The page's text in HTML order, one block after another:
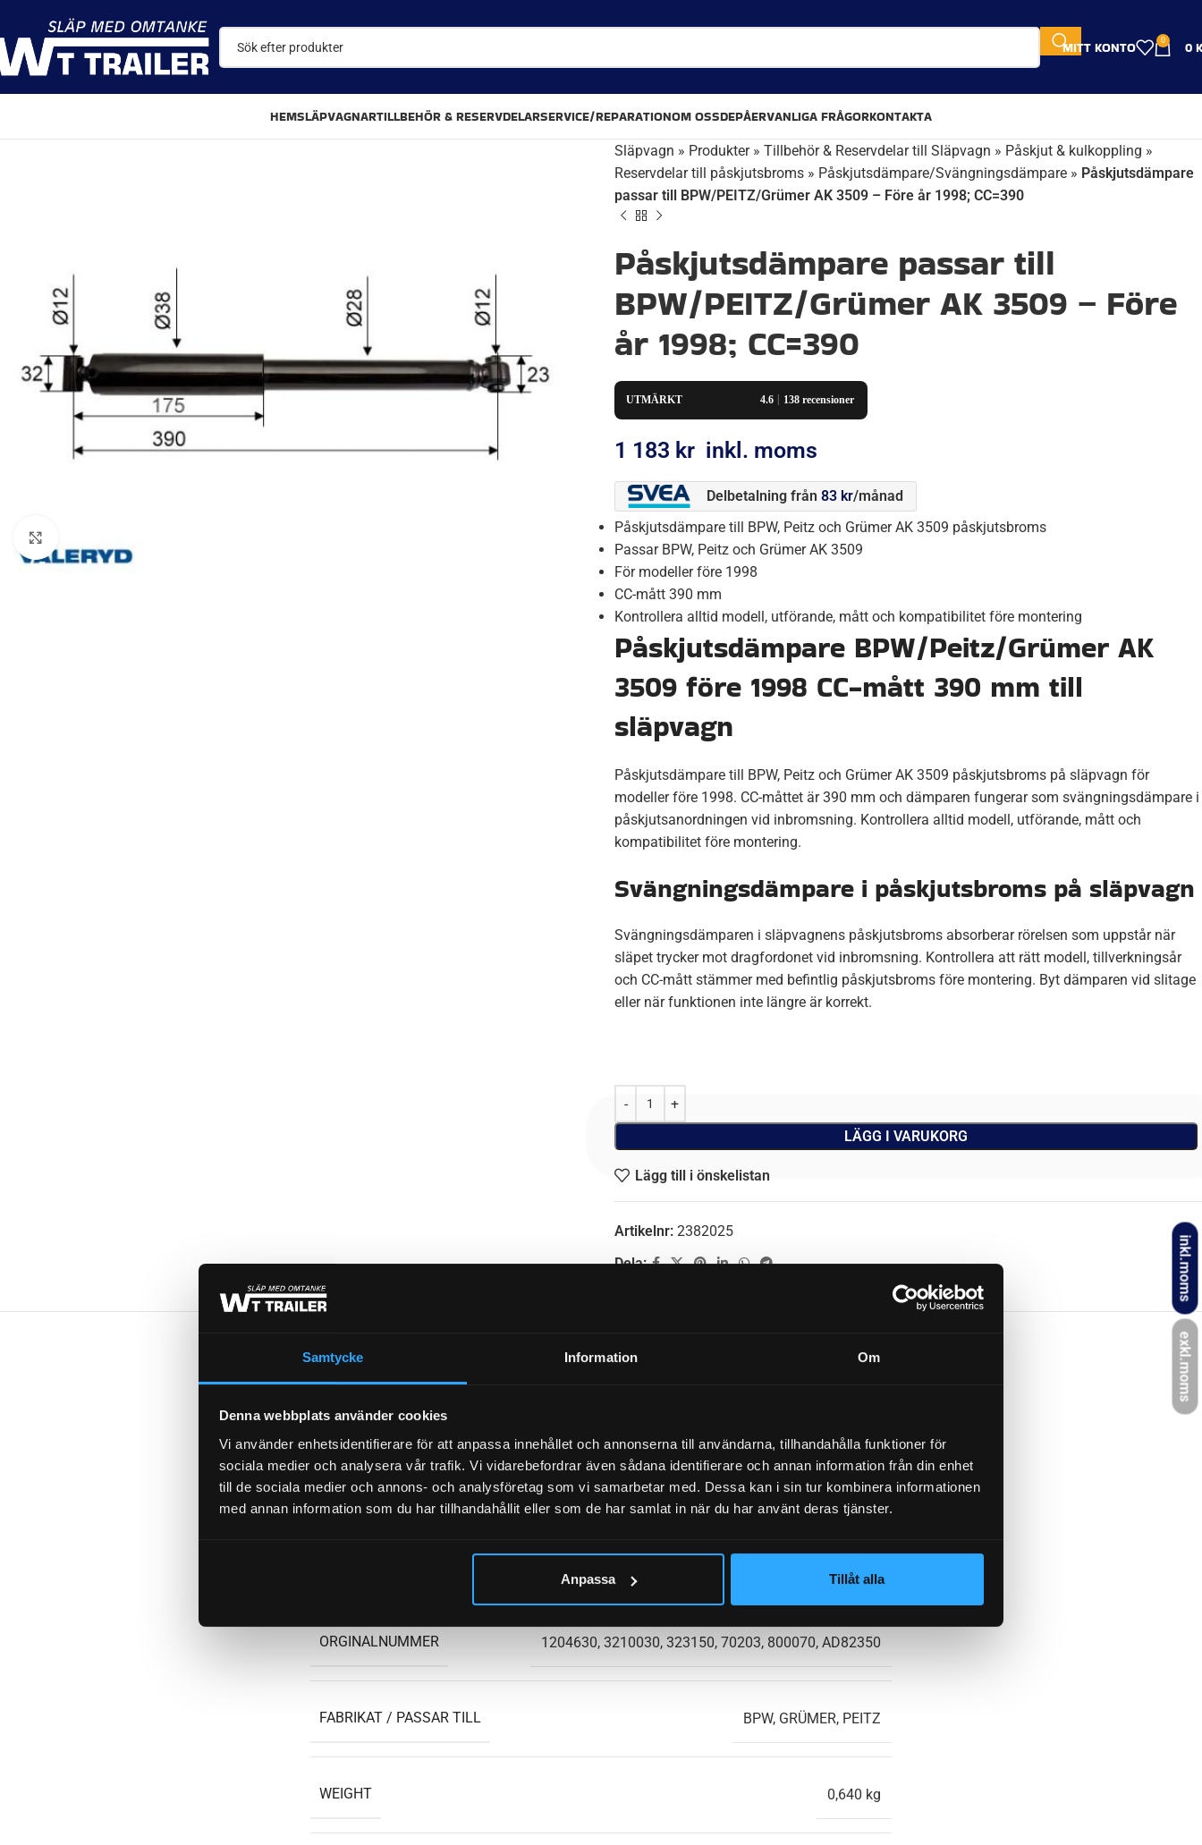
Samtycke Information Om
Denna webbplats använder cookies
Vi använder enhetsidentifierare för att anpassa innehållet och annonserna till användarna, tillhandahålla funktioner för
sociala medier och analysera vår trafik. Vi vidarebefordrar även sådana identifierare och annan information från din enhet
till de sociala medier och annons- och analysföretag som vi samarbetar med. Dessa kan i sin tur kombinera informationen
med annan information som du har tillhandahållit eller som de har samlat in när du har använt deras tjänster.
Anpassa Tillåt alla
inkl.moms
exkl.moms
MITT KONTO 0 0
HEMSLÄPVAGNARTILLBEHÖR & RESERVDELARSERVICE/REPARATIONOM OSSDEPÅERVANLIGA FRÅGORKONTAKTA
Släpvagn » Produkter» Tillbehör & Reservdelar till Släpvagn » Påskjut & kulkoppling »
Reservdelar till påskjutsbroms » Påskjutsdämpare/Svängningsdämpare » Påskjutsdämpare
passar till BPW/PEITZ/Grümer AK 3509 – Före år 1998; CC=390
Påskjutsdämpare passar till
BPW/PEITZ/Grümer AK 3509 – Före
år 1998; CC=390
UTMÄRKT 4.6 138 recensioner
1 183 kr inkl. moms
Delbetalning från 83 kr/månad
Påskjutsdämpare till BPW, Peitz och Grümer AK 3509 påskjutsbroms
Passar BPW, Peitz och Grümer AK 3509
För modeller före 1998
CC-mått 390 mm
Kontrollera alltid modell, utförande, mått och kompatibilitet före montering
Påskjutsdämpare BPW/Peitz/Grümer AK
3509 före 1998 CC-mått 390 mm till
släpvagn
Påskjutsdämpare till BPW, Peitz och Grümer AK 3509 påskjutsbroms på släpvagn för
modeller före 1998. CC-måttet är 390 mm och dämparen fungerar som svängningsdämpare i
påskjutsanordningen vid inbromsning. Kontrollera alltid modell, utförande, mått och
kompatibilitet före montering.
Svängningsdämpare i påskjutsbroms på släpvagn
Svängningsdämparen i släpvagnens påskjutsbroms absorberar rörelsen som uppstår när
släpet trycker mot dragfordonet vid inbromsning. Kontrollera att rätt modell, tillverkningsår
och CC-mått stämmer med befintlig påskjutsbroms före montering. Byt dämparen vid slitage
eller när funktionen inte längre är korrekt.
LÄGG I VARUKORG
Lägg till i önskelistan
Artikelnr: 2382025
Dela:
FABRIKAT
CC-UTDRAGEN 390
ORGINALNUMMER 1204630, 3210030, 323150, 70203, 800070, AD82350
FABRIKAT / PASSAR TILL BPW, GRÜMER, PEITZ
WEIGHT 0,640 kg